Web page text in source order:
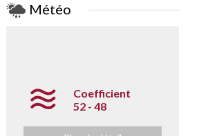
Météo
Coefficient
52 - 48